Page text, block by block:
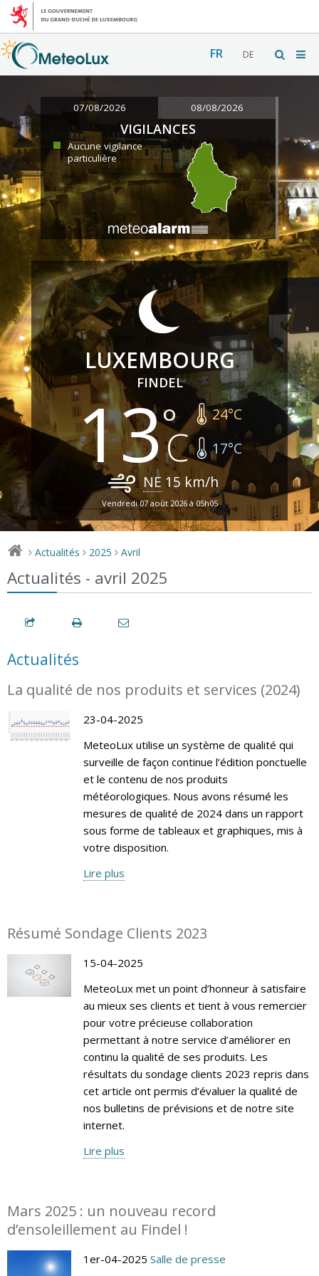
FR DE
07/08/2026 08/08/2026
VIGILANCES
Aucune vigilance
particulière
LUXEMBOURG
FINDEL
13 24°C
17°C
NE 15 km/h
Vendredi 07 août 2026 à 05h05
> Actualités > 2025 > Avril
Actualités - avril 2025
Actualités
La qualité de nos produits et services (2024)
23-04-2025
MeteoLux utilise un système de qualité qui
surveille de façon continue l’édition ponctuelle
et le contenu de nos produits
météorologiques. Nous avons résumé les
mesures de qualité de 2024 dans un rapport
sous forme de tableaux et graphiques, mis à
votre disposition.
Lire plus
Résumé Sondage Clients 2023
15-04-2025
MeteoLux met un point d’honneur à satisfaire
au mieux ses clients et tient à vous remercier
pour votre précieuse collaboration
permettant à notre service d’améliorer en
continu la qualité de ses produits. Les
résultats du sondage clients 2023 repris dans
cet article ont permis d’évaluer la qualité de
nos bulletins de prévisions et de notre site
internet.
Lire plus
Mars 2025 : un nouveau record
d’ensoleillement au Findel !
1er-04-2025 Salle de presse